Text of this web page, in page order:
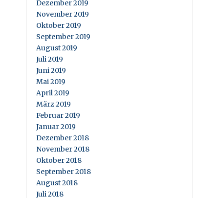
Dezember 2019
November 2019
Oktober 2019
September 2019
August 2019
Juli 2019
Juni 2019
Mai 2019
April 2019
März 2019
Februar 2019
Januar 2019
Dezember 2018
November 2018
Oktober 2018
September 2018
August 2018
Juli 2018